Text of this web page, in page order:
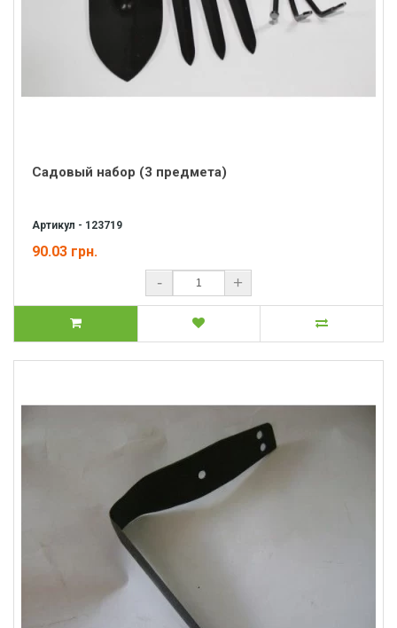
Садовый набор (3 предмета)
Артикул - 123719
90.03 грн.
- +